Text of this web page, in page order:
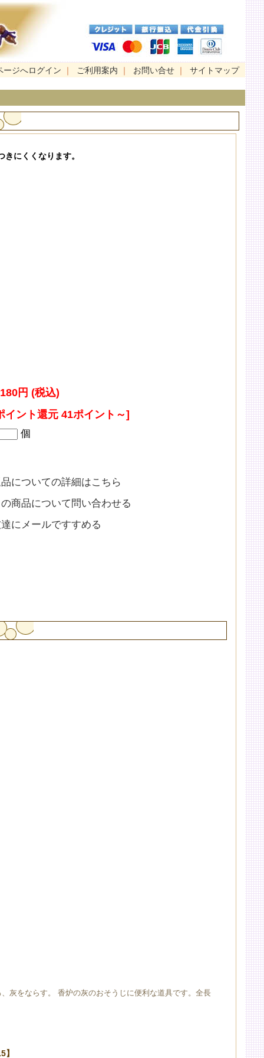
ージへログイン ｜ ご利用案内 ｜ お問い合せ ｜ サイトマップ
にくくなります。
円 (税込)
イント還元 41ポイント～]
個
についての詳細はこちら
の商品について問い合わせる
にメールですすめる
灰をならす。 香炉の灰のおそうじに便利な道具です。全長